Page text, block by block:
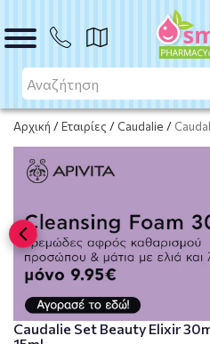
Αρχική /Εταιρίες / Caudalie /
Το προϊόν εξαντλήθηκε
Caudalie Set Beauty Elixir